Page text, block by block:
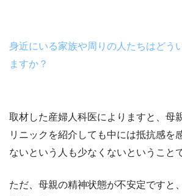
身近にいる家族や周りの人たちはどう
ますか？
取材した産婦人科医によりますと、母
リニックを紹介しても中には抵抗感を
ないという人も少なくないということ
ただ、母親の精神状態が不安定ですと